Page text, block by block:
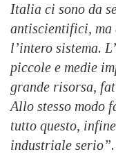
Italia ci sono da
antiscientifici, ma
l’intero sistema.
piccole e medie
grande risorsa,
Allo stesso modo
tutto questo,
industriale serio”.